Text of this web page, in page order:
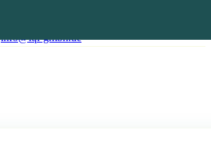
info@iqi-gmbh.de